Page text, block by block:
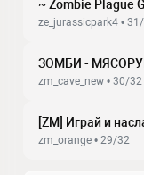
ze_jurassicpark4 •
ЗОМБИ -
zm_cave_new • 30/32
[ZM] Играй и
zm_orange • 29/32